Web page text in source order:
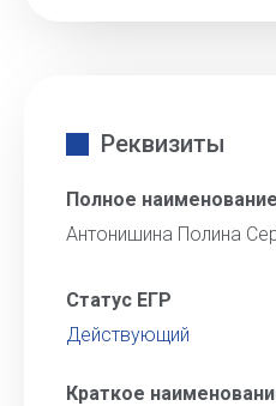
Реквизиты
Полное наименование
Антонишина Полина
Статус ЕГР
Действующий
Краткое